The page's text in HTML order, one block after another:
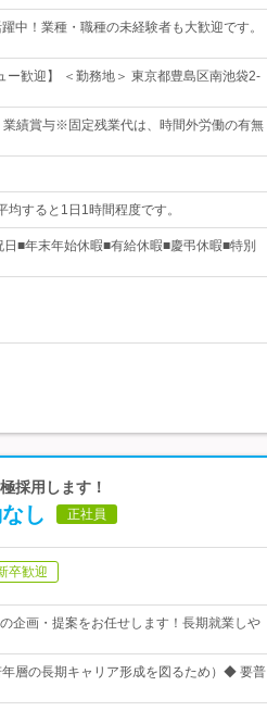
中！業種・職種の未経験者も大歓迎です。
ー歓迎】 ＜勤務地＞ 東京都豊島区南池袋2-
績賞与※固定残業代は、時間外労働の有無
すると1日1時間程度です。
■年末年始休暇■有給休暇■慶弔休暇■特別
採用します！
し 正社員
卒歓迎
企画・提案をお任せします！長期就業しや
層の長期キャリア形成を図るため）◆ 要普